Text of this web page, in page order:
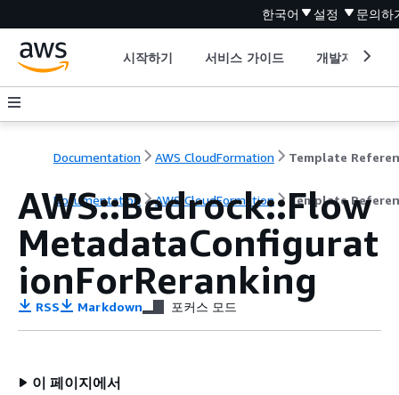
한국어 설정 문의하
시작하기 서비스 가이드 개발자 도구
Documentation AWS CloudFormation Template
Documentation AWS CloudFormation Template
AWS::Bedrock::Flow
MetadataConfigurat
ionForReranking
RSS Markdown 포커스 모드
이 페이지에서